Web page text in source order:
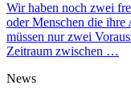
Wir haben noch zwei
oder Menschen die ihre
müssen nur zwei
Zeitraum zwischen …
News